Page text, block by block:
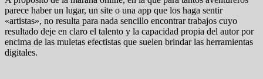
parece haber un lugar, un site o una app que los haga sentir
«artistas», no resulta para nada sencillo encontrar trabajos cuyo
resultado deje en claro el talento y la capacidad propia del autor por
encima de las muletas efectistas que suelen brindar las herramientas
digitales.